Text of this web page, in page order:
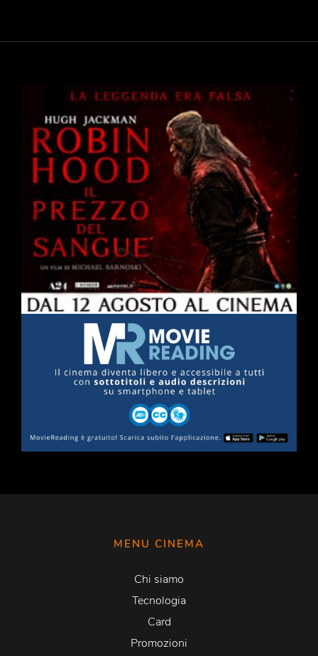
MENU CINEMA
Chi siamo
Tecnologia
Card
Promozioni